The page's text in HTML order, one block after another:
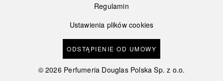
Regulamin
Ustawienia plików cookies
ODSTĄPIENIE OD UMOWY
©2026 Perfumeria Douglas Polska Sp. z o.o.